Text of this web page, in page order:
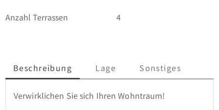
Anzahl Terrassen
4
Beschreibung Lage Sonstiges
Verwirklichen Sie sich Ihren Wohntraum!